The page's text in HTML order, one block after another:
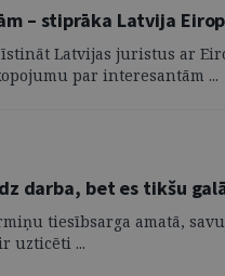
– stiprāka Latvija
Latvijas juristus ar
par interesantām ...
darba, bet es tikšu
tiesībsarga amatā,
uzticēti ...